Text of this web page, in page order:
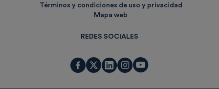
Términos y condiciones de uso y privacidad
Mapa web
REDES SOCIALES